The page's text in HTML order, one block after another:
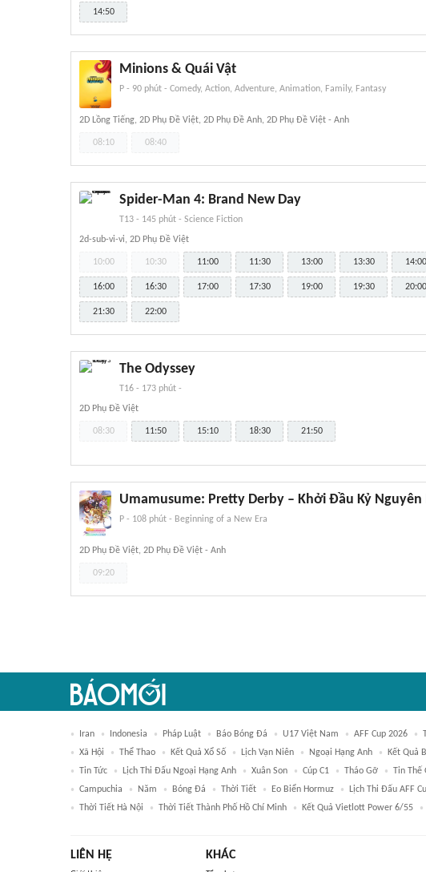
14:50
Minions & Quái Vật
P - 90 phút - Comedy, Action, Adventure, Animation, Family, Fantasy
2D Lồng Tiếng, 2D Phụ Đề Việt, 2D Phụ Đề Anh, 2D Phụ Đề Việt - Anh
08:10 08:40
Spider-Man 4: Brand New Day
T13 - 145 phút - Science Fiction
2d-sub-vi-vi, 2D Phụ Đề Việt
10:00 10:30 11:00 11:30 13:00 13:30 14:00
16:00 16:30 17:00 17:30 19:00 19:30 20:00
21:30 22:00
The Odyssey
T16 - 173 phút -
2D Phụ Đề Việt
08:30 11:50 15:10 18:30 21:50
Umamusume: Pretty Derby – Khởi Đầu Kỷ
P - 108 phút - Beginning of a New Era
2D Phụ Đề Việt, 2D Phụ Đề Việt - Anh
09:20
Iran Indonesia Pháp Luật Báo Bóng Đá U17 Việt Nam AFF Cup 2026
Xã Hội
Thể Thao Kết Quả Xổ Số Lịch Vạn Niên Ngoại Hạng Anh Kết Quả
Tin Tức
Lịch Thi Đấu Ngoại Hạng Anh Xuân Son Cúp C1 Tháo Gỡ Tin Thế
Campuchia
Năm Bóng Đá Thời Tiết Eo Biển Hormuz Lịch Thi Đấu AFF
Thời Tiết Hà Nội
Thời Tiết Thành Phố Hồ Chí Minh Kết Quả Vietlott Power 6/55
LIÊN HỆ KHÁC